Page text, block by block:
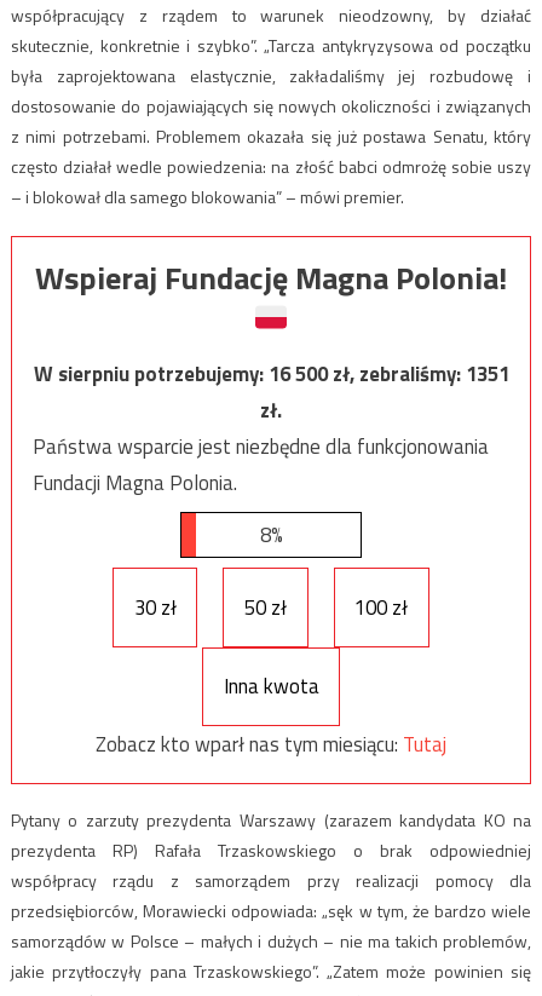
współpracujący z rządem to warunek nieodzowny, by działać
skutecznie, konkretnie i szybko”. „Tarcza antykryzysowa od początku
była zaprojektowana elastycznie, zakładaliśmy jej rozbudowę i
dostosowanie do pojawiających się nowych okoliczności i związanych
z nimi potrzebami. Problemem okazała się już postawa Senatu, który
często działał wedle powiedzenia: na złość babci odmrożę sobie uszy
– i blokował dla samego blokowania” – mówi premier.
Wspieraj Fundację Magna Polonia!
W sierpniu potrzebujemy:16 500zł, zebraliśmy:1351
zł.
Państwa wsparcie jest niezbędne dla funkcjonowania
Fundacji Magna Polonia.
8%
30 zł 50 zł 100 zł
Inna kwota
Zobacz kto wparł nas tym miesiącu: Tutaj
Pytany o zarzuty prezydenta Warszawy (zarazem kandydata KO na
prezydenta RP) Rafała Trzaskowskiego o brak odpowiedniej
współpracy rządu z samorządem przy realizacji pomocy dla
przedsiębiorców, Morawiecki odpowiada: „sęk w tym, że bardzo wiele
samorządów w Polsce – małych i dużych – nie ma takich problemów,
jakie przytłoczyły pana Trzaskowskiego”. „Zatem może powinien się